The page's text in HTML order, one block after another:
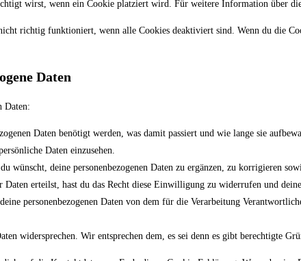
wirst, wenn ein Cookie platziert wird. Für weitere Information über
richtig funktioniert, wenn alle Cookies deaktiviert sind. Wenn du die
Daten
Daten:
Daten benötigt werden, was damit passiert und wie lange sie
Daten einzusehen.
wünscht, deine personenbezogenen Daten zu ergänzen, zu korrigieren
erteilst, hast du das Recht diese Einwilligung zu widerrufen und deine
personenbezogenen Daten von dem für die Verarbeitung
widersprechen. Wir entsprechen dem, es sei denn es gibt berechtigte